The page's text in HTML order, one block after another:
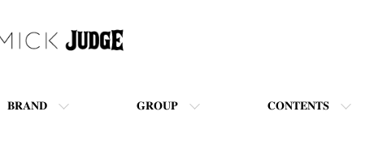
BRAND GROUP CONTENTS